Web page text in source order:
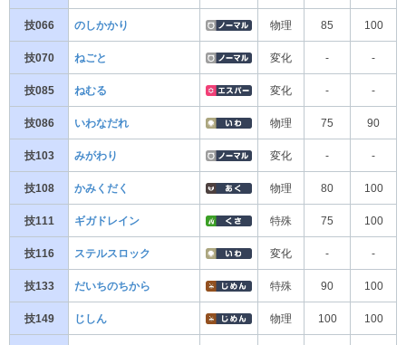
技066 のしかかり 物理 85 100
技070 ねごと 変化 - -
技085 ねむる 変化 - -
技086 いわなだれ 物理 75 90
技103 みがわり 変化 - -
技108 かみくだく 物理 80 100
技111 ギガドレイン 特殊 75 100
技116 ステルスロック 変化 - -
技133 だいちのちから 特殊 90 100
技149 じしん 物理 100 100